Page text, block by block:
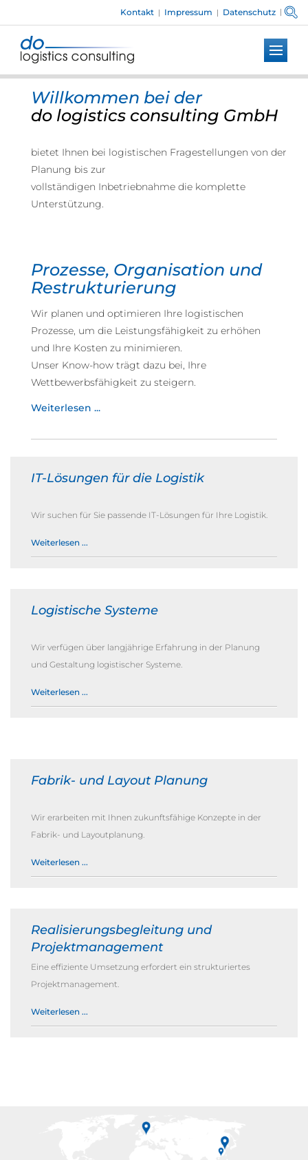
|
Kontakt | Impressum | Datenschutz
Toggle
Willkommen bei der
do logistics consulting GmbH
bietet Ihnen bei logistischen Fragestellungen von der
Planung bis zur
vollständigen Inbetriebnahme die komplette
Unterstützung.
Prozesse, Organisation und
Restrukturierung
Wir planen und optimieren Ihre logistischen
Prozesse, um die Leistungsfähigkeit zu erhöhen
und Ihre Kosten zu minimieren.
Unser Know-how trägt dazu bei, Ihre
Wettbewerbsfähigkeit zu steigern.
Weiterlesen ...
IT-Lösungen für die Logistik
Wir suchen für Sie passende IT-Lösungen für Ihre Logistik.
Weiterlesen ...
Logistische Systeme
Wir verfügen über langjährige Erfahrung in der Planung
und Gestaltung logistischer Systeme.
Weiterlesen ...
Fabrik- und Layout Planung
Wir erarbeiten mit Ihnen zukunftsfähige Konzepte in der
Fabrik- und Layoutplanung.
Weiterlesen ...
Realisierungsbegleitung und
Projektmanagement
Eine effiziente Umsetzung erfordert ein strukturiertes
Projektmanagement.
Weiterlesen ...